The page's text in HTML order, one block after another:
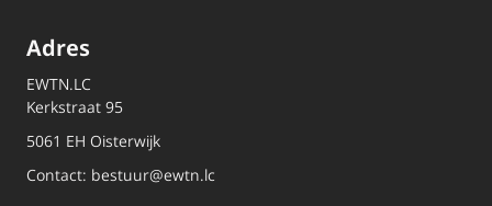
Adres
EWTN.LC
Kerkstraat 95
5061 EH Oisterwijk
Contact: bestuur@ewtn.lc